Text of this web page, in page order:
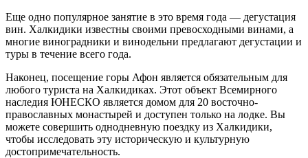
Еще одно популярное занятие в это время года — дегустация
вин. Халкидики известны своими превосходными винами, а
многие виноградники и винодельни предлагают дегустации и
туры в течение всего года.
Наконец, посещение горы Афон является обязательным для
любого туриста на Халкидиках. Этот объект Всемирного
наследия ЮНЕСКО является домом для 20 восточно-
православных монастырей и доступен только на лодке. Вы
можете совершить однодневную поездку из Халкидики,
чтобы исследовать эту историческую и культурную
достопримечательность.